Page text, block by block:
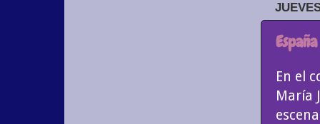
En el
María